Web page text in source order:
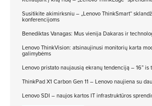
Susitikite akimirksniu – „Lenovo ThinkSmart“
konferencijoms
Benediktas Vanagas: Mus vienija Dakaras ir
Lenovo ThinkVision: atsinaujinusi monitorių karta
galimybėms
Lenovo pristato naujausią ekranų tendenciją – 16” is
ThinkPad X1 Carbon Gen 11 – Lenovo naujiena su
Lenovo SDI – naujos kartos IT infrastruktūros